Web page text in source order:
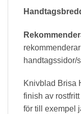
handtagssidor/
Knivblad Brisa
finish av
för till exempel